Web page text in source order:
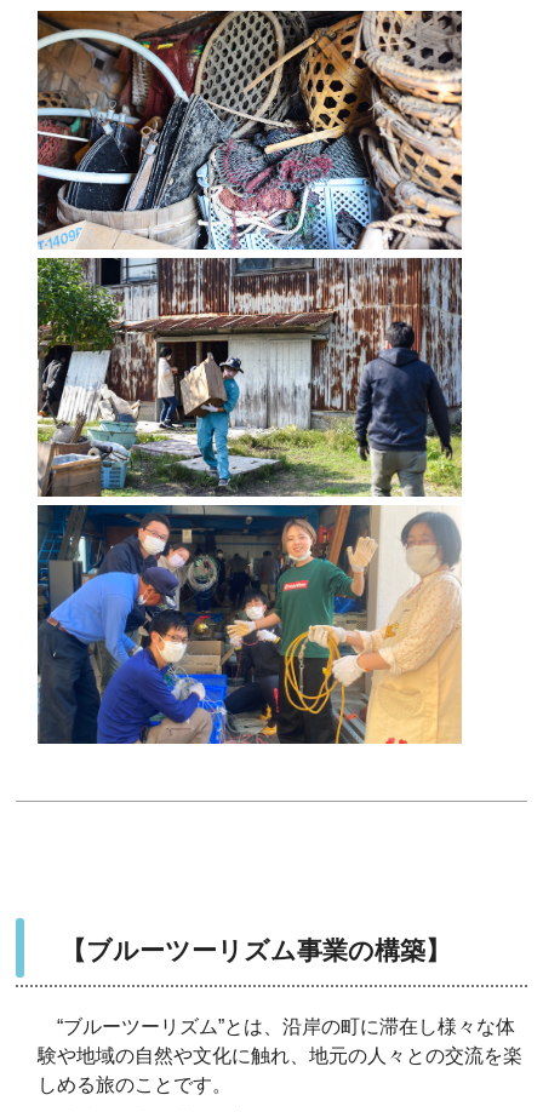
【ブルーツーリズム事業の構築】
“ブルーツーリズム”とは、沿岸の町に滞在し様々な体
験や地域の自然や文化に触れ、地元の人々との交流を楽
しめる旅のことです。